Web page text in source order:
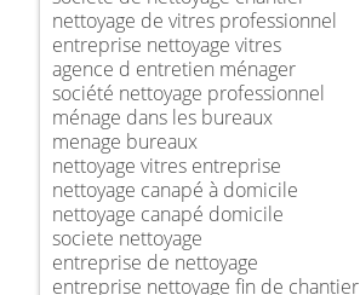
nettoyage de vitres professionnel
entreprise nettoyage vitres
agence d entretien ménager
société nettoyage professionnel
ménage dans les bureaux
menage bureaux
nettoyage vitres entreprise
nettoyage canapé à domicile
nettoyage canapé domicile
societe nettoyage
entreprise de nettoyage
entreprise nettoyage fin de chantier